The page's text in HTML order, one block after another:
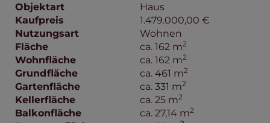
Objektart
Haus
Kaufpreis
1.479.000,00 €
Nutzungsart
Wohnen
Fläche
ca. 162 m2
Wohnfläche ca. 162 m2
Grundfläche ca. 461 m2
Gartenfläche ca. 331 m2
Kellerfläche ca. 25 m2
Balkonfläche ca. 27,14 m2